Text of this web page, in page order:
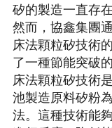
矽的製造一直存
然而，協鑫集團
床法顆粒矽技術
了一種節能突破
床法顆粒矽技術
池製造原料矽粉
法。這種技術能